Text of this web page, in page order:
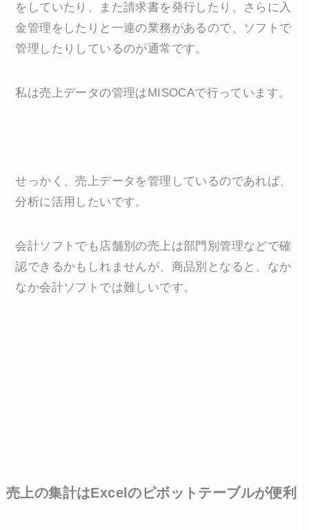
をしていたり、また請求書を発行したり、さらに入
金管理をしたりと一連の業務があるので、ソフトで
管理したりしているのが通常です。
私は売上データの管理はMISOCAで行っています。
せっかく、売上データを管理しているのであれば、
分析に活用したいです。
会計ソフトでも店舗別の売上は部門別管理などで確
認できるかもしれませんが、商品別となると、なか
なか会計ソフトでは難しいです。
売上の集計はExcelのピボットテーブルが便利